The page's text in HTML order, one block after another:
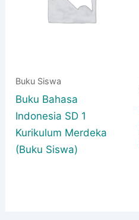
Buku Siswa
Buku Bahasa
Indonesia SD 1
Kurikulum Merdeka
(Buku Siswa)